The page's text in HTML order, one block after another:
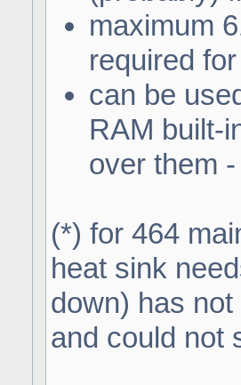
maximum
required
can be
RAM built-
over them
(*) for 464
heat sink
down) has
and could not